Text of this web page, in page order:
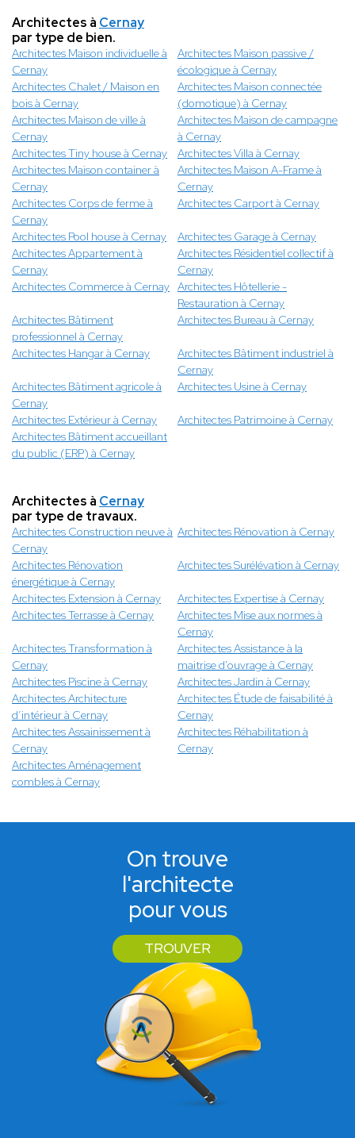
Architectes à Cernay
par type de bien.
Architectes Maison individuelle à
Cernay
Architectes Maison passive /
écologique à Cernay
Architectes Chalet / Maison en
bois à Cernay
Architectes Maison connectée
(domotique) à Cernay
Architectes Maison de ville à
Cernay
Architectes Maison de campagne
à Cernay
Architectes Tiny house à Cernay
Architectes Villa à Cernay
Architectes Maison container à
Cernay
Architectes Maison A-Frame à
Cernay
Architectes Corps de ferme à
Cernay
Architectes Carport à Cernay
Architectes Pool house à Cernay
Architectes Garage à Cernay
Architectes Appartement à
Cernay
Architectes Résidentiel collectif à
Cernay
Architectes Commerce à Cernay Architectes Hôtellerie -
Restauration à Cernay
Architectes Bâtiment
professionnel à Cernay
Architectes Bureau à Cernay
Architectes Hangar à Cernay
Architectes Bâtiment industriel à
Cernay
Architectes Bâtiment agricole à
Cernay
Architectes Usine à Cernay
Architectes Extérieur à Cernay
Architectes Patrimoine à Cernay
Architectes Bâtiment accueillant
du public (ERP) à Cernay
Architectes à Cernay
par type de travaux.
Architectes Construction neuve à
Cernay
Architectes Rénovation à Cernay
Architectes Rénovation
énergétique à Cernay
Architectes Surélévation à Cernay
Architectes Extension à Cernay
Architectes Expertise à Cernay
Architectes Terrasse à Cernay
Architectes Mise aux normes à
Cernay
Architectes Transformation à
Cernay
Architectes Assistance à la
maitrise d'ouvrage à Cernay
Architectes Piscine à Cernay
Architectes Jardin à Cernay
Architectes Architecture
d’intérieur à Cernay
Architectes Étude de faisabilité à
Cernay
Architectes Assainissement à
Cernay
Architectes Réhabilitation à
Cernay
Architectes Aménagement
combles à Cernay
On trouve
l'architecte
pour vous
TROUVER